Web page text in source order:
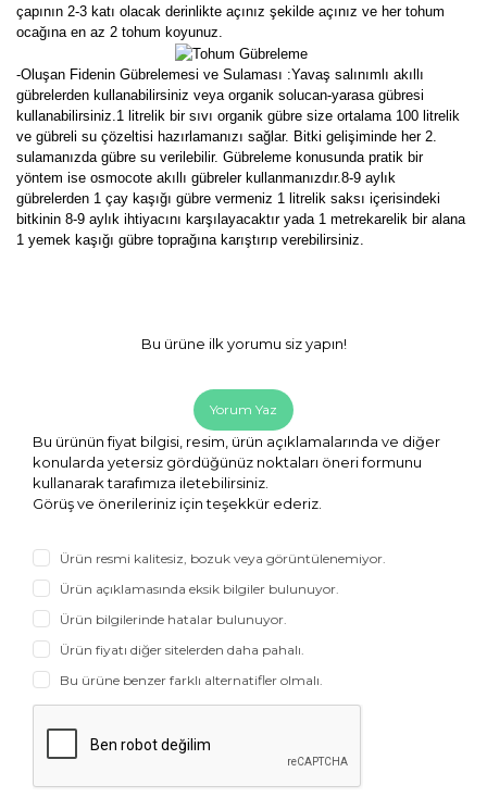
çapının 2-3 katı olacak derinlikte açınız şekilde açınız ve her tohum
ocağına en az 2 tohum koyunuz.
-Oluşan Fidenin Gübrelemesi ve Sulaması :Yavaş salınımlı akıllı
gübrelerden kullanabilirsiniz veya organik solucan-yarasa gübresi
kullanabilirsiniz.1 litrelik bir sıvı organik gübre size ortalama 100 litrelik
ve gübreli su çözeltisi hazırlamanızı sağlar. Bitki gelişiminde her 2.
sulamanızda gübre su verilebilir. Gübreleme konusunda pratik bir
yöntem ise osmocote akıllı gübreler kullanmanızdır.8-9 aylık
gübrelerden 1 çay kaşığı gübre vermeniz 1 litrelik saksı içerisindeki
bitkinin 8-9 aylık ihtiyacını karşılayacaktır yada 1 metrekarelik bir alana
1 yemek kaşığı gübre toprağına karıştırıp verebilirsiniz.
Bu ürüne ilk yorumu siz yapın!
Yorum Yaz
Bu ürünün fiyat bilgisi, resim, ürün açıklamalarında ve diğer
konularda yetersiz gördüğünüz noktaları öneri formunu
kullanarak tarafımıza iletebilirsiniz.
Görüş ve önerileriniz için teşekkür ederiz.
Ürün resmi kalitesiz, bozuk veya görüntülenemiyor.
Ürün açıklamasında eksik bilgiler bulunuyor.
Ürün bilgilerinde hatalar bulunuyor.
Ürün fiyatı diğer sitelerden daha pahalı.
Bu ürüne benzer farklı alternatifler olmalı.